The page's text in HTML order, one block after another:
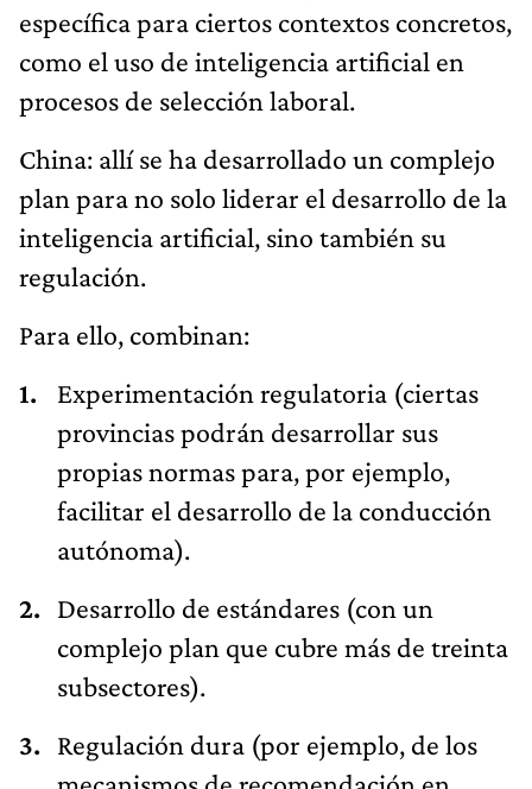
específica para ciertos contextos concretos,
como el uso de inteligencia artificial en
procesos de selección laboral.
China: allí se ha desarrollado un complejo
plan para no solo liderar el desarrollo de la
inteligencia artificial, sino también su
regulación.
Para ello, combinan:
Experimentación regulatoria (ciertas
provincias podrán desarrollar sus
propias normas para, por ejemplo,
facilitar el desarrollo de la conducción
autónoma).
Desarrollo de estándares (con un
complejo plan que cubre más de treinta
subsectores).
Regulación dura (por ejemplo, de los